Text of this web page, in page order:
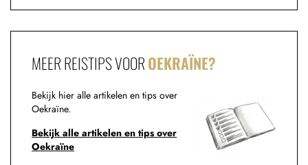
MEER REISTIPS VOOROEKRAÏNE?
Bekijk hier alle artikelen en tips over
Oekraïne.
Bekijk alle artikelen en tips over
Oekraïne